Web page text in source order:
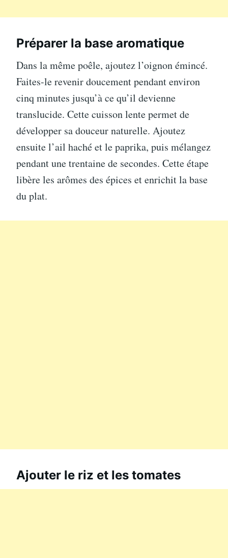
Préparer la base aromatique
Dans la même poêle, ajoutez l’oignon émincé.
Faites-le revenir doucement pendant environ
cinq minutes jusqu’à ce qu’il devienne
translucide. Cette cuisson lente permet de
développer sa douceur naturelle. Ajoutez
ensuite l’ail haché et le paprika, puis mélangez
pendant une trentaine de secondes. Cette étape
libère les arômes des épices et enrichit la base
du plat.
Ajouter le riz et les tomates